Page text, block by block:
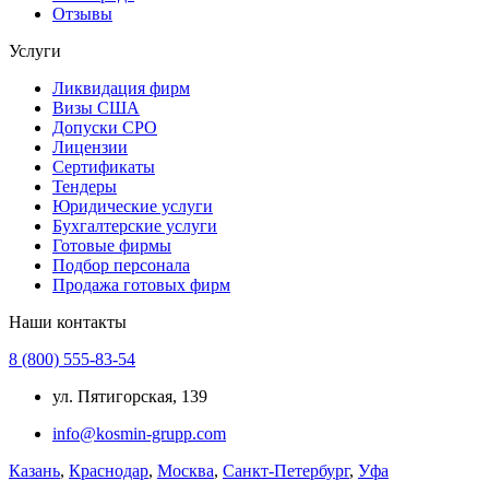
Отзывы
Услуги
Ликвидация фирм
Визы США
Допуски СРО
Лицензии
Сертификаты
Тендеры
Юридические услуги
Бухгалтерские услуги
Готовые фирмы
Подбор персонала
Продажа готовых фирм
Наши контакты
8 (800) 555-83-54
ул. Пятигорская, 139
info@kosmin-grupp.com
Казань, Краснодар, Москва, Санкт-Петербург, Уфа